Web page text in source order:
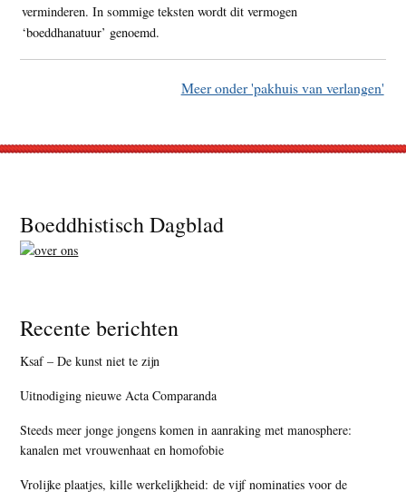
verminderen. In sommige teksten wordt dit vermogen
‘boeddhanatuur’ genoemd.
Meer onder 'pakhuis van verlangen'
Footer
Boeddhistisch Dagblad
Recente berichten
Ksaf – De kunst niet te zijn
Uitnodiging nieuwe Acta Comparanda
Steeds meer jonge jongens komen in aanraking met manosphere:
kanalen met vrouwenhaat en homofobie
Vrolijke plaatjes, kille werkelijkheid: de vijf nominaties voor de